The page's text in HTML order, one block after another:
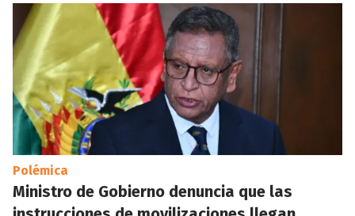
Polémica
Ministro de Gobierno denuncia que las